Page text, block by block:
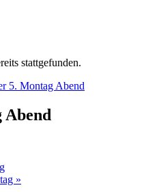
stattgefunden.
5. Montag Abend
»